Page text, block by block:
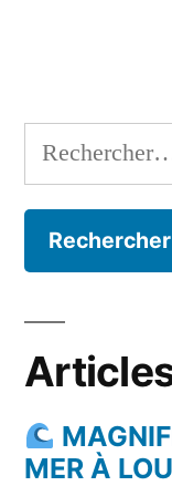
Rechercher :
MER À